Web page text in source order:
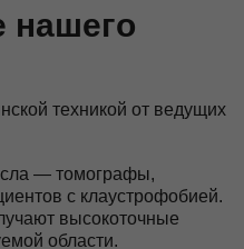
нашего
техникой от ведущих
— томографы,
с клаустрофобией.
высокоточные
области.